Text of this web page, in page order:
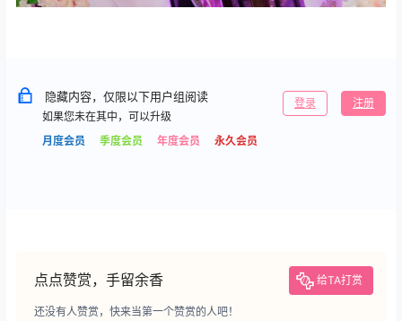
隐藏内容，仅限以下用户组阅读
如果您未在其中，可以升级
月度会员
季度会员 年度会员 永久会员
登录 注册
点点赞赏，手留余香 给TA打赏
还没有人赞赏，快来当第一个赞赏的人吧！